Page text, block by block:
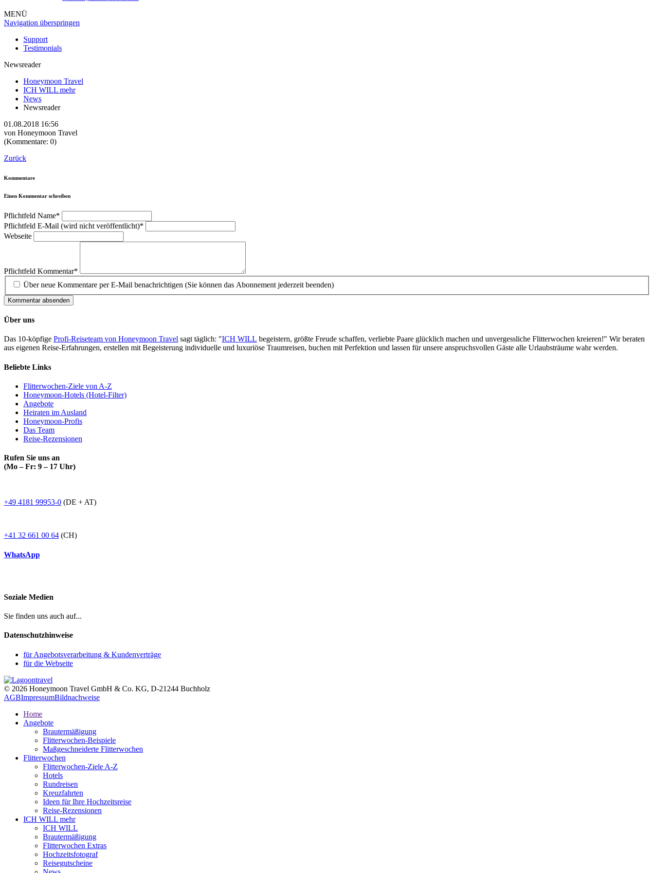
MENÜ
Navigation überspringen
Support
Testimonials
Newsreader
Honeymoon Travel
ICH WILL mehr
News
Newsreader
01.08.2018 16:56
von Honeymoon Travel
(Kommentare: 0)
Zurück
Kommentare
Einen Kommentar schreiben
Pflichtfeld Name*
Pflichtfeld E-Mail (wird nicht veröffentlicht)*
Webseite
Pflichtfeld Kommentar*
Über neue Kommentare per E-Mail benachrichtigen (Sie können das Abonnement jederzeit beenden)
Kommentar absenden
Über uns
Das 10-köpfige Profi-Reiseteam von Honeymoon Travel sagt täglich: "ICH WILL begeistern, größte Freude schaffen, verliebte Paare glücklich machen und unvergessliche Flitterwochen kreieren!" Wir beraten
aus eigenen Reise-Erfahrungen, erstellen mit Begeisterung individuelle und luxuriöse Traumreisen, buchen mit Perfektion und lassen für unsere anspruchsvollen Gäste alle Urlaubsträume wahr werden.
Beliebte Links
Flitterwochen-Ziele von A-Z
Honeymoon-Hotels (Hotel-Filter)
Angebote
Heiraten im Ausland
Honeymoon-Profis
Das Team
Reise-Rezensionen
Rufen Sie uns an
(Mo – Fr: 9 – 17 Uhr)
+49 4181 99953-0 (DE + AT)
+41 32 661 00 64 (CH)
WhatsApp
Soziale Medien
Sie finden uns auch auf...
Datenschutzhinweise
für Angebotsverarbeitung & Kundenverträge
für die Webseite
© 2026 Honeymoon Travel GmbH & Co. KG, D-21244 Buchholz
AGBImpressumBildnachweise
Home
Angebote
Brautermäßigung
Flitterwochen-Beispiele
Maßgeschneiderte Flitterwochen
Flitterwochen
Flitterwochen-Ziele A-Z
Hotels
Rundreisen
Kreuzfahrten
Ideen für Ihre Hochzeitsreise
Reise-Rezensionen
ICH WILL mehr
ICH WILL
Brautermäßigung
Flitterwochen Extras
Hochzeitsfotograf
Reisegutscheine